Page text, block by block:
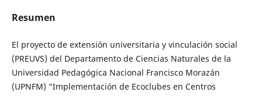
Resumen
El proyecto de extensión universitaria y vinculación social
(PREUVS) del Departamento de Ciencias Naturales de la
Universidad Pedagógica Nacional Francisco Morazán
(UPNFM) “Implementación de Ecoclubes en Centros